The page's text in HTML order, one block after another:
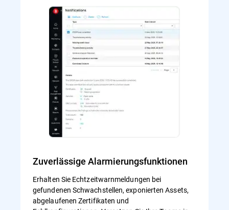
Zuverlässige Alarmierungsfunktionen
Erhalten Sie Echtzeitwarnmeldungen bei
gefundenen Schwachstellen, exponierten Assets,
abgelaufenen Zertifikaten und